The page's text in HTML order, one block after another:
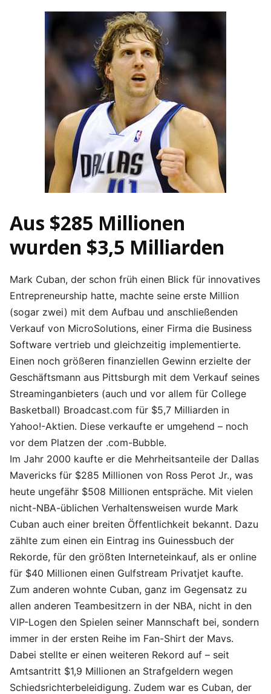
Aus $285 Millionen
wurden $3,5 Milliarden
Mark Cuban, der schon früh einen Blick für innovatives
Entrepreneurship hatte, machte seine erste Million
(sogar zwei) mit dem Aufbau und anschließenden
Verkauf von MicroSolutions, einer Firma die Business
Software vertrieb und gleichzeitig implementierte.
Einen noch größeren finanziellen Gewinn erzielte der
Geschäftsmann aus Pittsburgh mit dem Verkauf seines
Streaminganbieters (auch und vor allem für College
Basketball) Broadcast.com für $5,7 Milliarden in
Yahoo!-Aktien. Diese verkaufte er umgehend – noch
vor dem Platzen der .com-Bubble.
Im Jahr 2000 kaufte er die Mehrheitsanteile der Dallas
Mavericks für $285 Millionen von Ross Perot Jr., was
heute ungefähr $508 Millionen entspräche. Mit vielen
nicht-NBA-üblichen Verhaltensweisen wurde Mark
Cuban auch einer breiten Öffentlichkeit bekannt. Dazu
zählte zum einen ein Eintrag ins Guinessbuch der
Rekorde, für den größten Interneteinkauf, als er online
für $40 Millionen einen Gulfstream Privatjet kaufte.
Zum anderen wohnte Cuban, ganz im Gegensatz zu
allen anderen Teambesitzern in der NBA, nicht in den
VIP-Logen den Spielen seiner Mannschaft bei, sondern
immer in der ersten Reihe im Fan-Shirt der Mavs.
Dabei stellte er einen weiteren Rekord auf – seit
Amtsantritt $1,9 Millionen an Strafgeldern wegen
Schiedsrichterbeleidigung. Zudem war es Cuban, der